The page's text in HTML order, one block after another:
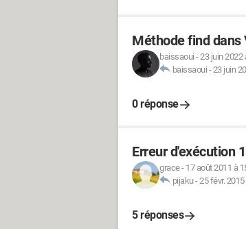
Méthode find dans
baissaoui -23 juin 2022
baissaoui -23 juin
0 réponse
Erreur d'exécution
grace- 17 août 2011 à
pijaku-25 févr.
5 réponses